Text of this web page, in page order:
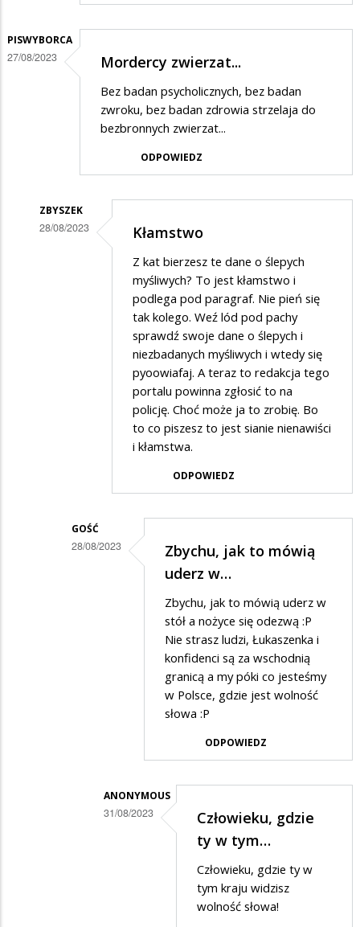
PISWYBORCA
27/08/2023 Mordercy zwierzat...
Bez badan psycholicznych, bez badan
zwroku, bez badan zdrowia strzelaja do
bezbronnych zwierzat...
ODPOWIEDZ
ZBYSZEK
28/08/2023 Kłamstwo
Z kat bierzesz te dane o ślepych
myśliwych? To jest kłamstwo i
podlega pod paragraf. Nie pień się
tak kolego. Weź lód pod pachy
sprawdź swoje dane o ślepych i
niezbadanych myśliwych i wtedy się
pyoowiafaj. A teraz to redakcja tego
portalu powinna zgłosić to na
policję. Choć może ja to zrobię. Bo
to co piszesz to jest sianie nienawiści
i kłamstwa.
ODPOWIEDZ
GOŚĆ
28/08/2023
Zbychu, jak to mówią
uderz w…
Zbychu, jak to mówią uderz w
stół a nożyce się odezwą :P
Nie strasz ludzi, Łukaszenka i
konfidenci są za wschodnią
granicą a my póki co jesteśmy
w Polsce, gdzie jest wolność
słowa :P
ODPOWIEDZ
ANONYMOUS
31/08/2023
Człowieku, gdzie
ty w tym…
Człowieku, gdzie ty w
tym kraju widzisz
wolność słowa!